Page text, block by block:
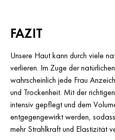
FAZIT
Unsere Haut kann durch viele
verlieren. Im Zuge der
wahrscheinlich jede Frau
und Trockenheit. Mit der
intensiv gepflegt und dem
entgegengewirkt werden,
mehr Strahlkraft und Elastizität